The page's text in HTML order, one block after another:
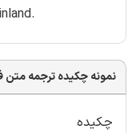
نمونه چکیده ترجمه متن
چکیده